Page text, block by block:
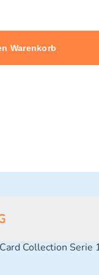
10
Warenkorb
Collection Serie